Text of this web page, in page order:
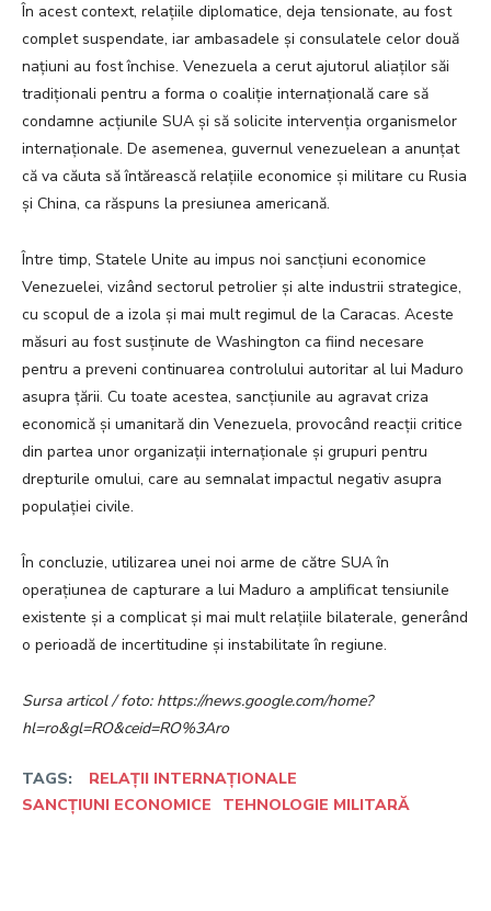
În acest context, relațiile diplomatice, deja tensionate, au fost
complet suspendate, iar ambasadele și consulatele celor două
națiuni au fost închise. Venezuela a cerut ajutorul aliaților săi
tradiționali pentru a forma o coaliție internațională care să
condamne acțiunile SUA și să solicite intervenția organismelor
internaționale. De asemenea, guvernul venezuelean a anunțat
că va căuta să întărească relațiile economice și militare cu Rusia
și China, ca răspuns la presiunea americană.
Între timp, Statele Unite au impus noi sancțiuni economice
Venezuelei, vizând sectorul petrolier și alte industrii strategice,
cu scopul de a izola și mai mult regimul de la Caracas. Aceste
măsuri au fost susținute de Washington ca fiind necesare
pentru a preveni continuarea controlului autoritar al lui Maduro
asupra țării. Cu toate acestea, sancțiunile au agravat criza
economică și umanitară din Venezuela, provocând reacții critice
din partea unor organizații internaționale și grupuri pentru
drepturile omului, care au semnalat impactul negativ asupra
populației civile.
În concluzie, utilizarea unei noi arme de către SUA în
operațiunea de capturare a lui Maduro a amplificat tensiunile
existente și a complicat și mai mult relațiile bilaterale, generând
o perioadă de incertitudine și instabilitate în regiune.
Sursa articol / foto: https://news.google.com/home?
hl=ro&gl=RO&ceid=RO%3Aro
TAGS:
RELAȚII INTERNAȚIONALE
SANCȚIUNI ECONOMICE
TEHNOLOGIE MILITARĂ